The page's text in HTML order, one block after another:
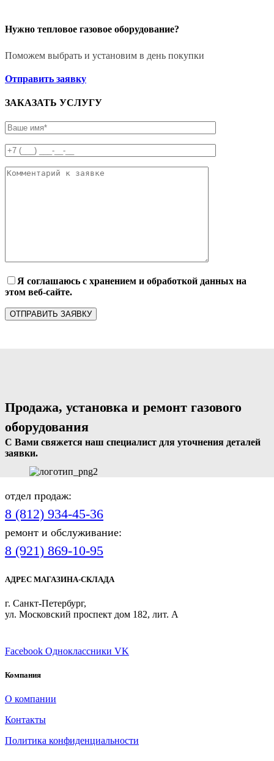
Нужно тепловое газовое оборудование?
Поможем выбрать и установим в день покупки
Отправить заявку
ЗАКАЗАТЬ УСЛУГУ
Я соглашаюсь с хранением и обработкой данных на
этом веб-сайте.
Продажа, установка и ремонт газового
оборудования
С Вами свяжется наш специалист для уточнения деталей
заявки.
отдел продаж:
8 (812) 934-45-36
ремонт и обслуживание:
8 (921) 869-10-95
АДРЕС МАГАЗИНА-СКЛАДА
г. Санкт-Петербург,
ул. Московский проспект дом 182, лит. А
Facebook Одноклассники VK
Компания
О компании
Контакты
Политика конфиденциальности